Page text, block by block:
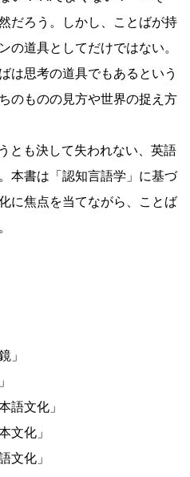
だろう。しかし、ことばが持
の道具としてだけではない。
は思考の道具でもあるという
のものの見方や世界の捉え方
とも決して失われない、英語
本書は「認知言語学」に基づ
に焦点を当てながら、ことば
」
語文化」
文化」
文化」